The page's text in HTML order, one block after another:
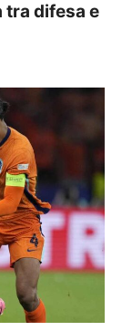
tra difesa e